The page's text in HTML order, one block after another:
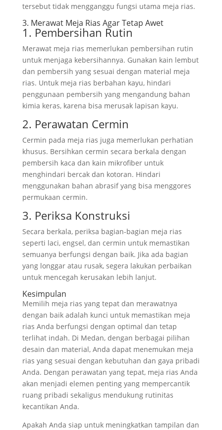
tersebut tidak mengganggu fungsi utama meja rias.
3. Merawat Meja Rias Agar Tetap Awet
1. Pembersihan Rutin
Merawat meja rias memerlukan pembersihan rutin
untuk menjaga kebersihannya. Gunakan kain lembut
dan pembersih yang sesuai dengan material meja
rias. Untuk meja rias berbahan kayu, hindari
penggunaan pembersih yang mengandung bahan
kimia keras, karena bisa merusak lapisan kayu.
2. Perawatan Cermin
Cermin pada meja rias juga memerlukan perhatian
khusus. Bersihkan cermin secara berkala dengan
pembersih kaca dan kain mikrofiber untuk
menghindari bercak dan kotoran. Hindari
menggunakan bahan abrasif yang bisa menggores
permukaan cermin.
3. Periksa Konstruksi
Secara berkala, periksa bagian-bagian meja rias
seperti laci, engsel, dan cermin untuk memastikan
semuanya berfungsi dengan baik. Jika ada bagian
yang longgar atau rusak, segera lakukan perbaikan
untuk mencegah kerusakan lebih lanjut.
Kesimpulan
Memilih meja rias yang tepat dan merawatnya
dengan baik adalah kunci untuk memastikan meja
rias Anda berfungsi dengan optimal dan tetap
terlihat indah. Di Medan, dengan berbagai pilihan
desain dan material, Anda dapat menemukan meja
rias yang sesuai dengan kebutuhan dan gaya pribadi
Anda. Dengan perawatan yang tepat, meja rias Anda
akan menjadi elemen penting yang mempercantik
ruang pribadi sekaligus mendukung rutinitas
kecantikan Anda.
Apakah Anda siap untuk meningkatkan tampilan dan